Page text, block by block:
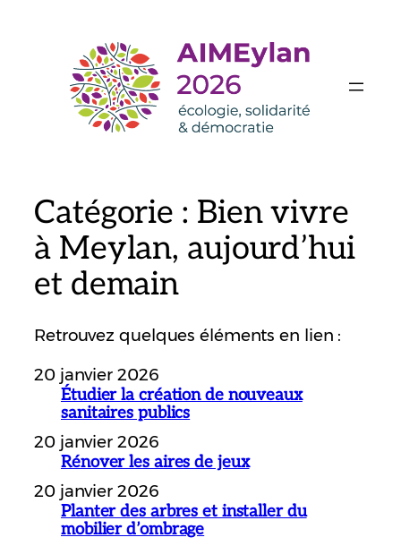
Catégorie : Bien vivre
à Meylan, aujourd’hui
et demain
Retrouvez quelques éléments en lien :
20 janvier 2026
Étudier la création de nouveaux
sanitaires publics
20 janvier 2026
Rénover les aires de jeux
20 janvier 2026
Planter des arbres et installer du
mobilier d’ombrage